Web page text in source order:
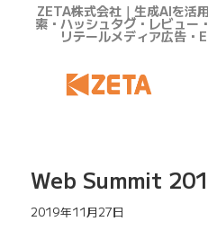
ZETA株式会社｜生成AIを活
索・ハッシュタグ・レビュー
リテールメディア広告・
Web Summit
2019年11月27日